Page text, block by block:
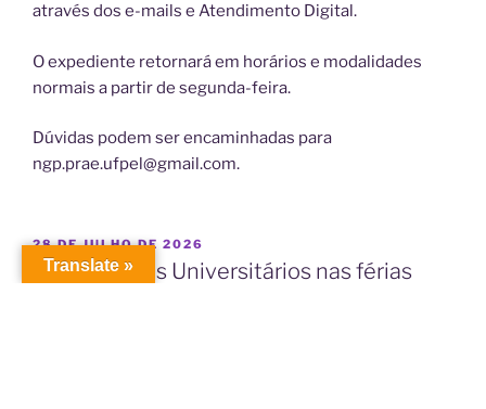
através dos e-mails e Atendimento Digital.
O expediente retornará em horários e modalidades
normais a partir de segunda-feira.
Dúvidas podem ser encaminhadas para
ngp.prae.ufpel@gmail.com.
PUBLICADO
EM
28 DE JULHO DE 2026
Restaurantes Universitários nas férias
Translate »